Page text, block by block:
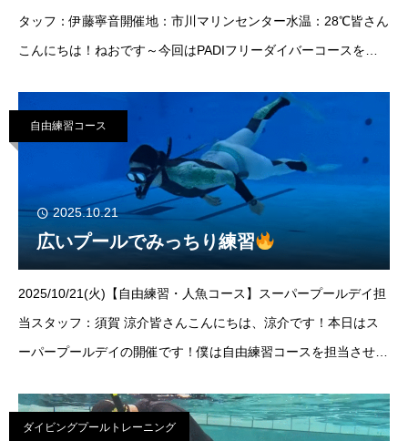
タッフ：伊藤寧音開催地：市川マリンセンター水温：28℃皆さん
こんにちは！ねおです～今回はPADIフリーダイバーコースを担
様！ご参加
自由練習コース
2025.10.21
広いプールでみっちり練習
2025/10/21(火)【自由練習・人魚コース】スーパープールデイ担
当スタッフ：須賀 涼介皆さんこんにちは、涼介です！本日はス
ーパープールデイの開催です！僕は自由練習コースを担当させて
出
ダイビングプールトレーニング